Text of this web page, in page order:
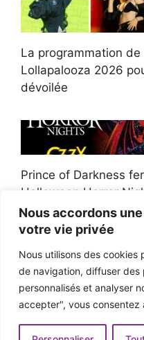
Nous accordons
votre vie privée
Nous utilisons des cookies
de navigation, diffuser des
personnalisés et analyser
accepter", vous consentez
La programmation
Lollapalooza 2026
dévoilée
Prince of Darkness
Halloween Horror
Afroman poursuit un
victoire du jury en